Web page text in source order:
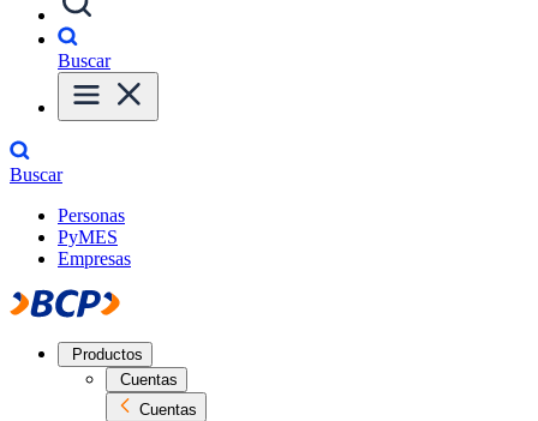
Buscar
Buscar
Personas
PyMES
Empresas
Productos
Cuentas
Cuentas